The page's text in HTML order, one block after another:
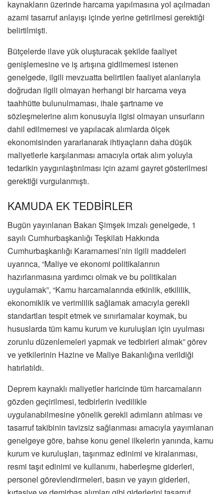
kaynakların üzerinde harcama yapılmasına yol açılmadan
azami tasarruf anlayışı içinde yerine getirilmesi gerektiği
belirtilmişti.
Bütçelerde ilave yük oluşturacak şekilde faaliyet
genişlemesine ve iş artışına gidilmemesi istenen
genelgede, ilgili mevzuatta belirtilen faaliyet alanlarıyla
doğrudan ilgili olmayan herhangi bir harcama veya
taahhütte bulunulmaması, ihale şartname ve
sözleşmelerine alım konusuyla ilgisi olmayan unsurların
dahil edilmemesi ve yapılacak alımlarda ölçek
ekonomisinden yararlanarak ihtiyaçların daha düşük
maliyetlerle karşılanması amacıyla ortak alım yoluyla
tedarikin yaygınlaştırılması için azami gayret gösterilmesi
gerektiği vurgulanmıştı.
KAMUDA EK TEDBİRLER
Bugün yayınlanan Bakan Şimşek imzalı genelgede, 1
sayılı Cumhurbaşkanlığı Teşkilatı Hakkında
Cumhurbaşkanlığı Kararnamesi’nin ilgili maddeleri
uyarınca, “Maliye ve ekonomi politikalarının
hazırlanmasına yardımcı olmak ve bu politikaları
uygulamak”, “Kamu harcamalarında etkinlik, etkililik,
ekonomiklik ve verimlilik sağlamak amacıyla gerekli
standartları tespit etmek ve sınırlamalar koymak, bu
hususlarda tüm kamu kurum ve kuruluşları için uyulması
zorunlu düzenlemeleri yapmak ve tedbirleri almak” görev
ve yetkilerinin Hazine ve Maliye Bakanlığına verildiği
hatırlatıldı.
Deprem kaynaklı maliyetler haricinde tüm harcamaların
gözden geçirilmesi, tedbirlerin ivedilikle
uygulanabilmesine yönelik gerekli adımların atılması ve
tasarruf takibinin tavizsiz sağlanması amacıyla yayımlanan
genelgeye göre, bahse konu genel ilkelerin yanında, kamu
kurum ve kuruluşları, taşınmaz edinimi ve kiralanması,
resmi taşıt edinimi ve kullanımı, haberleşme giderleri,
personel görevlendirmeleri, basın ve yayın giderleri,